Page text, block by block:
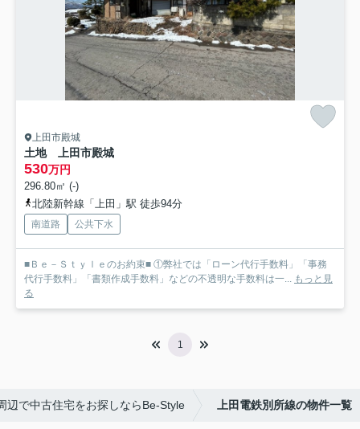
上田市殿城
土地 上田市殿城
530万円
296.80㎡ (-)
北陸新幹線「上田」駅 徒歩94分
南道路 公共下水
■Ｂｅ－Ｓｔｙｌｅのお約束■ ①弊社では「ローン代行手数料」「事務
代行手数料」「書類作成手数料」などの不透明な手数料は一... もっと見
る
1
辺で中古住宅をお探しならBe-Style 上田電鉄別所線の物件一覧